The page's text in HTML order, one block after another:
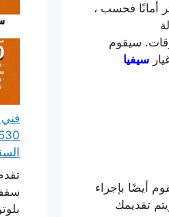
أمانًا فحسب ،
سيقوم
سيفيا
أيضًا بإجراء
تقديمك